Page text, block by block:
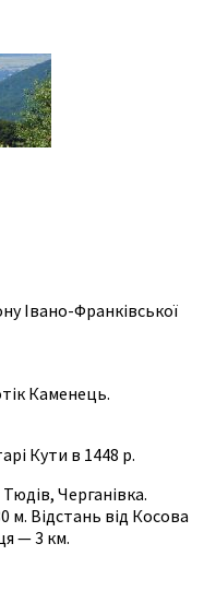
Івано-Франківської
Каменець.
Кути в 1448 р.
Черганівка.
м. Відстань від Косова
— 3 км.